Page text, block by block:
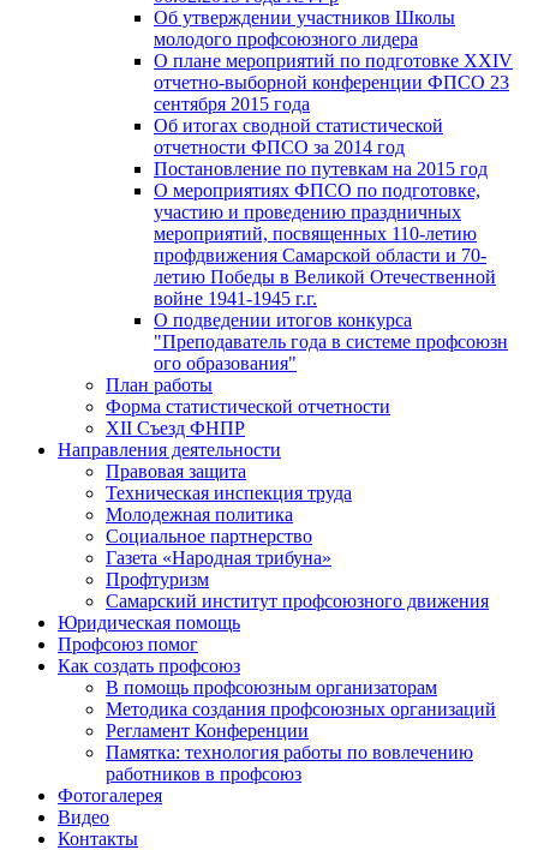
Об утверждении участников Школы
молодого профсоюзного лидера
О плане мероприятий по подготовке XXIV
отчетно-выборной конференции ФПСО 23
сентября 2015 года
Об итогах сводной статистической
отчетности ФПСО за 2014 год
Постановление по путевкам на 2015 год
О мероприятиях ФПСО по подготовке,
участию и проведению праздничных
мероприятий, посвященных 110-летию
профдвижения Самарской области и 70-
летию Победы в Великой Отечественной
войне 1941-1945 г.г.
О подведении итогов конкурса
"Преподаватель года в системе профсоюзн
ого образования"
План работы
Форма статистической отчетности
XII Съезд ФНПР
Направления деятельности
Правовая защита
Техническая инспекция труда
Молодежная политика
Социальное партнерство
Газета «Народная трибуна»
Профтуризм
Самарский институт профсоюзного движения
Юридическая помощь
Профсоюз помог
Как создать профсоюз
В помощь профсоюзным организаторам
Методика создания профсоюзных организаций
Регламент Конференции
Памятка: технология работы по вовлечению
работников в профсоюз
Фотогалерея
Видео
Контакты